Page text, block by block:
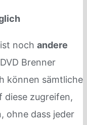
noch andere
Brenner
können sämtliche
diese zugreifen,
ohne dass jeder